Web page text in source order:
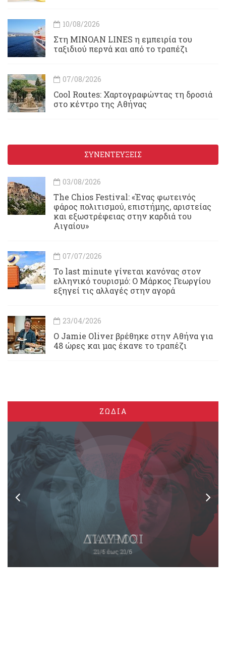
10/08/2026
Στη MINOAN LINES η εμπειρία του
ταξιδιού περνά και από το τραπέζι
07/08/2026
Cool Routes: Χαρτογραφώντας τη δροσιά
στο κέντρο της Αθήνας
ΣΥΝΕΝΤΕΥΞΕΙΣ
03/08/2026
Τhe Chios Festival: «Ένας φωτεινός
φάρος πολιτισμού, επιστήμης, αριστείας
και εξωστρέφειας στην καρδιά του
Αιγαίου»
07/07/2026
Το last minute γίνεται κανόνας στον
ελληνικό τουρισμό: Ο Μάρκος Γεωργίου
εξηγεί τις αλλαγές στην αγορά
23/04/2026
Ο Jamie Oliver βρέθηκε στην Αθήνα για
48 ώρες και μας έκανε το τραπέζι
ΖΩΔΙΑ